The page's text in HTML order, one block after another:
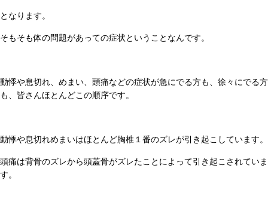
となります。
そもそも体の問題があっての症状ということなんです。
動悸や息切れ、めまい、頭痛などの症状が急にでる方も、徐々にでる方
も、皆さんほとんどこの順序です。
動悸や息切れめまいはほとんど胸椎１番のズレが引き起こしています。
頭痛は背骨のズレから頭蓋骨がズレたことによって引き起こされていま
す。